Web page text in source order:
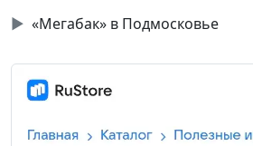
▶ «Мегабак» в Подмосковье